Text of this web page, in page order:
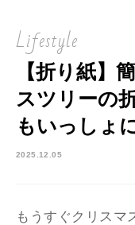
Lifestyle
【折り紙】
スツリーの
もいっしょ
2025.12.05
もうすぐクリスマ